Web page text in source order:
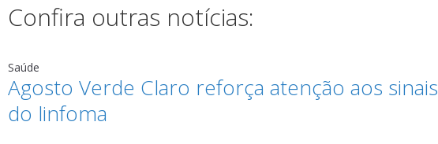
Confira outras notícias:
Saúde
Agosto Verde Claro reforça atenção aos sinais
do linfoma